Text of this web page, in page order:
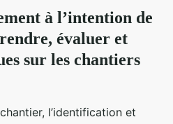
à l’intention de
évaluer et
sur les chantiers
l’identification et